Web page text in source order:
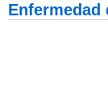
Enfermedad